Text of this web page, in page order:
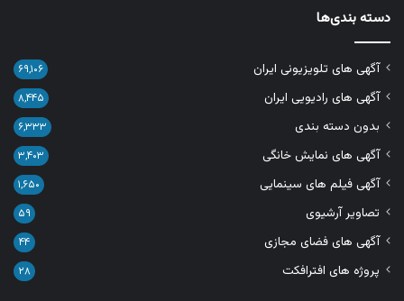
دسته بندی‌ها
آگهی های تلویزیونی ایران ۶۹,۱۰۶
آگهی های رادیویی ایران ۸,۴۴۵
بدون دسته بندی ۶,۳۳۳
آگهی های نمایش خانگی ۳,۴۰۳
آگهی فیلم های سینمایی ۱,۶۵۰
تصاویر آرشیوی ۵۹
آگهی های فضای مجازی ۴۴
پروژه های افترافکت ۲۸